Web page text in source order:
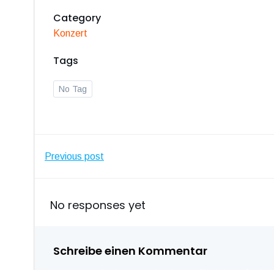
Category
Konzert
Tags
No Tag
Post
navigation
Previous post
No responses yet
Schreibe einen Kommentar